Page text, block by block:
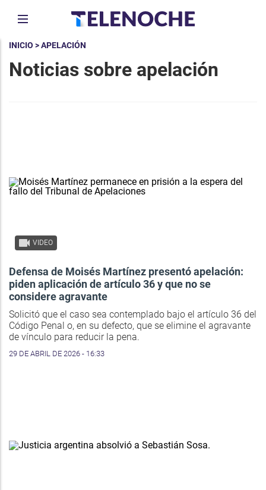
INICIO > APELACIÓN
Noticias sobre apelación
VIDEO
Defensa de Moisés Martínez presentó apelación:
piden aplicación de artículo 36 y que no se
considere agravante
Solicitó que el caso sea contemplado bajo el artículo 36 del
Código Penal o, en su defecto, que se elimine el agravante
de vínculo para reducir la pena.
29 DE ABRIL DE 2026 - 16:33